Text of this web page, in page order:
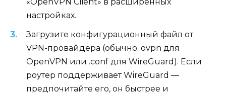
настройках.
Загрузите конфигурационный файл от
VPN-провайдера (обычно .ovpn для
OpenVPN или .conf для WireGuard). Если
роутер поддерживает WireGuard —
предпочитайте его, он быстрее и